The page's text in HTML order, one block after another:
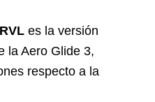
es la versión
la Aero Glide 3,
respecto a la